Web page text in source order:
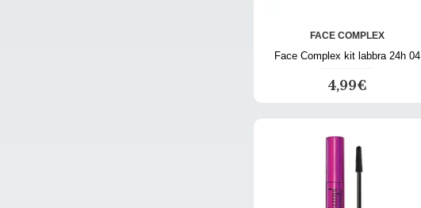
FACE COMPLEX
Face Complex kit labbra 24h 04
4,99€